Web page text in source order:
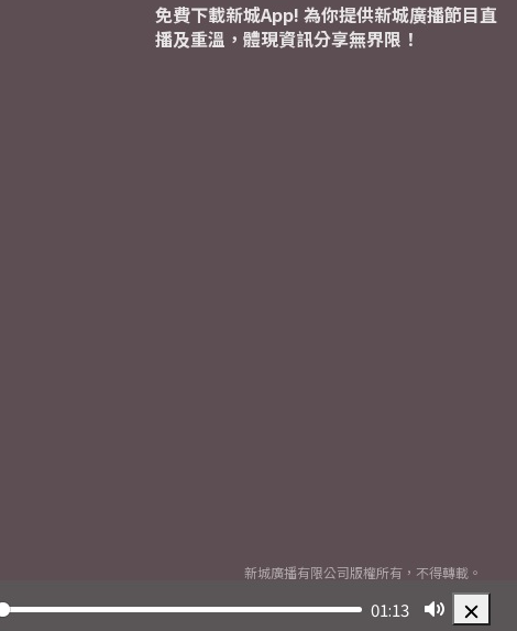
01:13
免費下載新城App! 為你提供新城廣播節目直
播及重溫，體現資訊分享無界限！
新城廣播有限公司版權所有，不得轉載。
2026© Metro Broadcast Corporation Limited. All rights reserved.